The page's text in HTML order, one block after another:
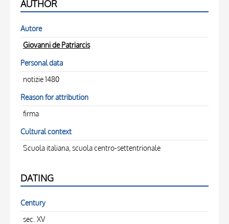
AUTHOR
Autore
Giovanni de Patriarcis
Personal data
notizie 1480
Reason for attribution
firma
Cultural context
Scuola italiana, scuola centro-settentrionale
DATING
Century
sec. XV